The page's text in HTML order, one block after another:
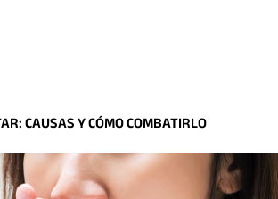
CAUSAS Y CÓMO COMBATIRLO